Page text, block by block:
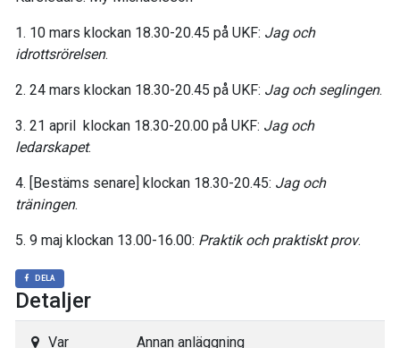
1. 10 mars klockan 18.30-20.45 på UKF: Jag och
idrottsrörelsen.
2. 24 mars klockan 18.30-20.45 på UKF: Jag och seglingen.
3. 21 april klockan 18.30-20.00 på UKF: Jag och
ledarskapet.
4. [Bestäms senare] klockan 18.30-20.45: Jag och
träningen.
5. 9 maj klockan 13.00-16.00: Praktik och praktiskt prov.
DELA
Detaljer
Var Annan anläggning